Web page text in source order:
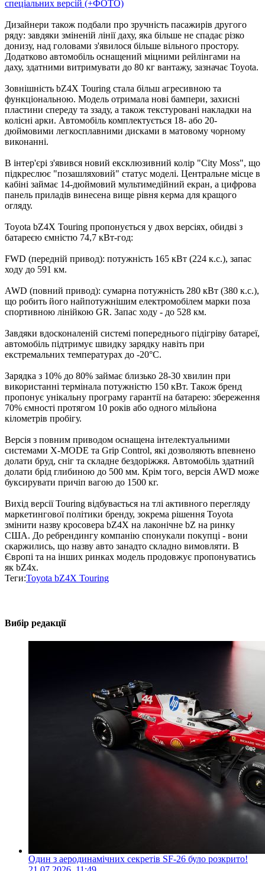
спеціальних версій (+ФОТО)
Дизайнери також подбали про зручність пасажирів другого
ряду: завдяки зміненій лінії даху, яка більше не спадає різко
донизу, над головами з'явилося більше вільного простору.
Додатково автомобіль оснащений міцними рейлінгами на
даху, здатними витримувати до 80 кг вантажу, зазначає Toyota.
Зовнішність bZ4X Touring стала більш агресивною та
функціональною. Модель отримала нові бампери, захисні
пластини спереду та ззаду, а також текстуровані накладки на
колісні арки. Автомобіль комплектується 18- або 20-
дюймовими легкосплавними дисками в матовому чорному
виконанні.
В інтер'єрі з'явився новий ексклюзивний колір "City Moss", що
підкреслює "позашляховий" статус моделі. Центральне місце в
кабіні займає 14-дюймовий мультимедійний екран, а цифрова
панель приладів винесена вище рівня керма для кращого
огляду.
Toyota bZ4X Touring пропонується у двох версіях, обидві з
батареєю ємністю 74,7 кВт-год:
FWD (передній привод): потужність 165 кВт (224 к.с.), запас
ходу до 591 км.
AWD (повний привод): сумарна потужність 280 кВт (380 к.с.),
що робить його найпотужнішим електромобілем марки поза
спортивною лінійкою GR. Запас ходу - до 528 км.
Завдяки вдосконаленій системі попереднього підігріву батареї,
автомобіль підтримує швидку зарядку навіть при
екстремальних температурах до -20°C.
Зарядка з 10% до 80% займає близько 28-30 хвилин при
використанні термінала потужністю 150 кВт. Також бренд
пропонує унікальну програму гарантії на батарею: збереження
70% ємності протягом 10 років або одного мільйона
кілометрів пробігу.
Версія з повним приводом оснащена інтелектуальними
системами X-MODE та Grip Control, які дозволяють впевнено
долати бруд, сніг та складне бездоріжжя. Автомобіль здатний
долати брід глибиною до 500 мм. Крім того, версія AWD може
буксирувати причіп вагою до 1500 кг.
Вихід версії Touring відбувається на тлі активного перегляду
маркетингової політики бренду, зокрема рішення Toyota
змінити назву кросовера bZ4X на лаконічне bZ на ринку
США. До ребрендингу компанію спонукали покупці - вони
скаржились, що назву авто занадто складно вимовляти. В
Європі та на інших ринках модель продовжує пропонуватись
як bZ4x.
Теги:Toyota bZ4X Touring
Вибір редакції
Один з аеродинамічних секретів SF-26 було розкрито!